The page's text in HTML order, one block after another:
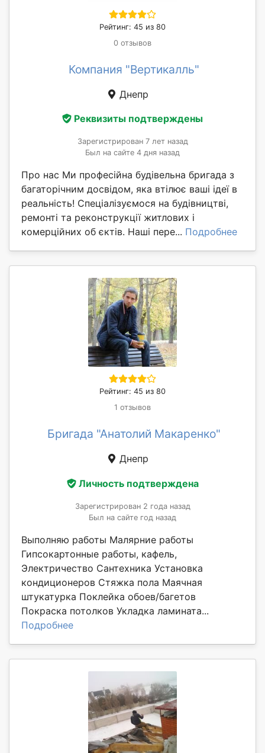
Рейтинг: 45 из 80
0 отзывов
Компания "Вертикалль"
Днепр
Реквизиты подтверждены
Зарегистрирован 7 лет назад
Был на сайте 4 дня назад
Про нас Ми професійна будівельна бригада з
багаторічним досвідом, яка втілює ваші ідеї в
реальність! Спеціалізуємося на будівництві,
ремонті та реконструкції житлових і
комерційних об єктів. Наші пере... Подробнее
Рейтинг: 45 из 80
1 отзывов
Бригада "Анатолий Макаренко"
Днепр
Личность подтверждена
Зарегистрирован 2 года назад
Был на сайте год назад
Выполняю работы Малярние работы
Гипсокартонные работы, кафель,
Электричество Сантехника Установка
кондиционеров Стяжка пола Маячная
штукатурка Поклейка обоев/багетов
Покраска потолков Укладка ламината...
Подробнее